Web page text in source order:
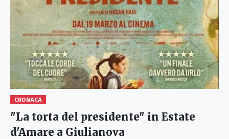
CRONACA
"La torta del presidente" in Estate
d'Amare a Giulianova